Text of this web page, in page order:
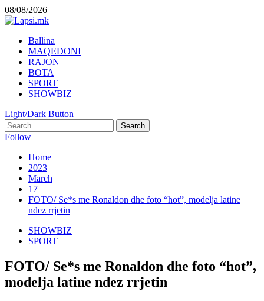
Skip
to
08/08/2026
Primary
Menu
Ballina
MAQEDONI
RAJON
BOTA
SPORT
SHOWBIZ
Light/Dark Button
Search
for:
Follow
Home
2023
March
17
FOTO/ Se*s me Ronaldon dhe foto “hot”, modelja latine
ndez rrjetin
SHOWBIZ
SPORT
FOTO/ Se*s me Ronaldon dhe foto “hot”,
modelja latine ndez rrjetin